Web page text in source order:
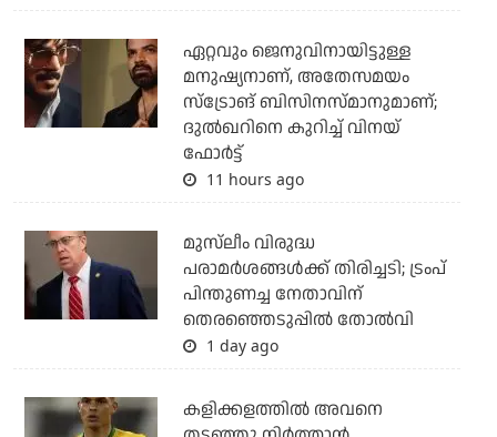
ഏറ്റവും ജെനുവിനായിട്ടുള്ള
മനുഷ്യനാണ്, അതേസമയം
സ്‌ട്രോങ് ബിസിനസ്മാനുമാണ്;
ദുല്‍ഖറിനെ കുറിച്ച് വിനയ്
ഫോര്‍ട്ട്
11 hours ago
മുസ്‌ലീം വിരുദ്ധ
പരാമര്‍ശങ്ങള്‍ക്ക് തിരിച്ചടി; ട്രംപ്
പിന്തുണച്ച നേതാവിന്
തെരഞ്ഞെടുപ്പില്‍ തോല്‍വി
1 day ago
കളിക്കളത്തില്‍ അവനെ